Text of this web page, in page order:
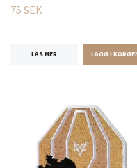
75 SEK
LÄS MER